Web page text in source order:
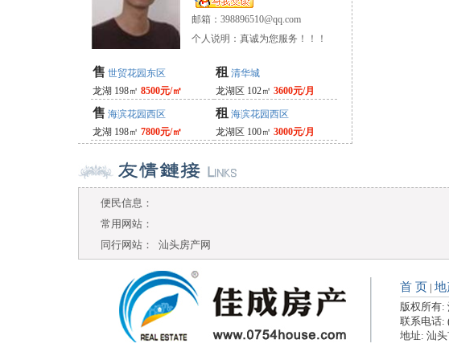
邮箱：398896510@qq.com
个人说明：真诚为您服务！！！
售 世贸花园东区
龙湖 198㎡ 8500元/㎡
售 海滨花园西区
龙湖 198㎡ 7800元/㎡
租 清华城
龙湖区 102㎡ 3600元/月
租 海滨花园西区
龙湖区 100㎡ 3000元/月
便民信息：
常用网站：
同行网站：
汕头房产网
首 页 | 地
版权所有:
联系电话:
地址: 汕